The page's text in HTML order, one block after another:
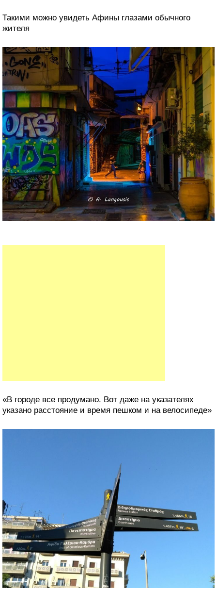
Такими можно увидеть Афины глазами обычного
жителя
«В городе все продумано. Вот даже на указателях
указано расстояние и время пешком и на велосипеде»